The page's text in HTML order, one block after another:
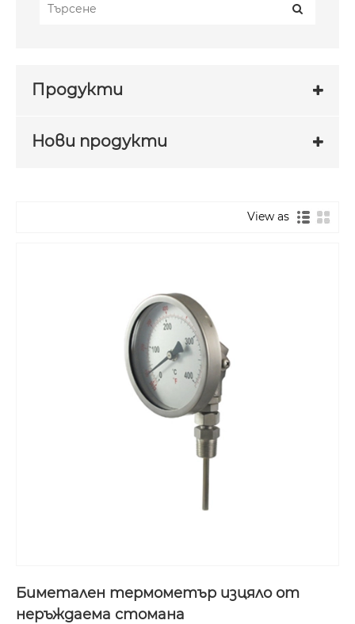
Продукти
Нови продукти
View as
Биметален термометър изцяло от
неръждаема стомана